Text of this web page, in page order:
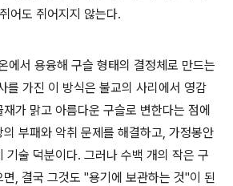
어도 쥐어지지 않는다.
에서 용융해 구슬 형태의 결정체로 만드는
를 가진 이 방식은 불교의 사리에서 영감
가 맑고 아름다운 구슬로 변한다는 점에
부패와 악취 문제를 해결하고, 가정봉안
기술 덕분이다. 그러나 수백 개의 작은 구
, 결국 그것도 "용기에 보관하는 것"이 된